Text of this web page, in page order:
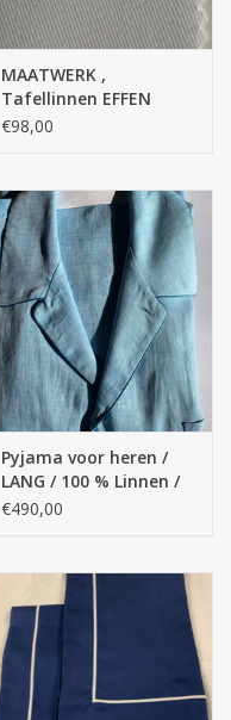
MAATWERK ,
Tafellinnen EFFEN
KLEUREN / Egyptisch
€98,00
Pyjama voor heren /
LANG / 100 % Linnen /
Topkwaliteit
€490,00